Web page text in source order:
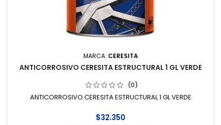
MARCA: CERESITA
ANTICORROSIVO CERESITA ESTRUCTURAL 1 GL VERDE
(0)
ANTICORROSIVO CERESITA ESTRUCTURAL 1 GL VERDE
$32.350